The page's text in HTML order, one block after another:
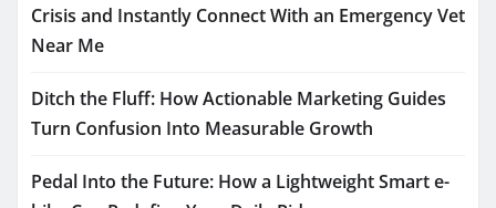
Crisis and Instantly Connect With an Emergency Vet
Near Me
Ditch the Fluff: How Actionable Marketing Guides
Turn Confusion Into Measurable Growth
Pedal Into the Future: How a Lightweight Smart e-